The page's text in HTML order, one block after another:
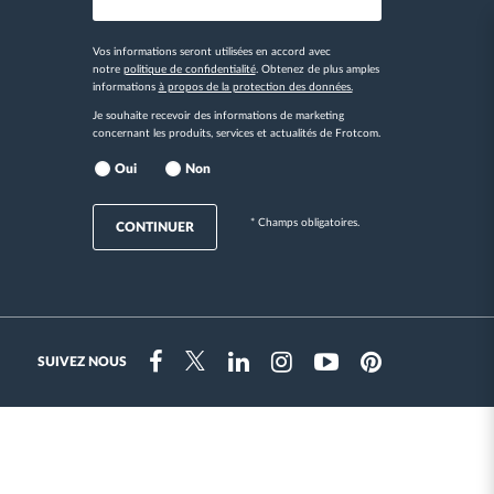
Vos informations seront utilisées en accord avec
notre politique de confidentialité. Obtenez de plus amples
informations à propos de la protection des données.
Je souhaite recevoir des informations de marketing
concernant les produits, services et actualités de Frotcom.
Oui Non
CONTINUER * Champs obligatoires.
SUIVEZ NOUS
FacebookTwitterLinkedinInstragramYoutubePinterest